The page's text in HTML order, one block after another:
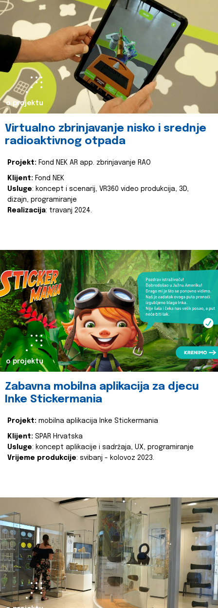
o projektu
Virtualno zbrinjavanje nisko i srednje
radioaktivnog otpada
Projekt: Fond NEK AR app. zbrinjavanje RAO
Klijent: Fond NEK
Usluge: koncept i scenarij, VR360 video produkcija, 3D,
dizajn, programiranje
Realizacija: travanj 2024.
o projektu
Zabavna mobilna aplikacija za djecu
Inke Stickermania
Projekt: mobilna aplikacija Inke Stickermania
Klijent: SPAR Hrvatska
Usluge: koncept aplikacije i sadržaja, UX, programiranje
Vrijeme produkcije: svibanj - kolovoz 2023.